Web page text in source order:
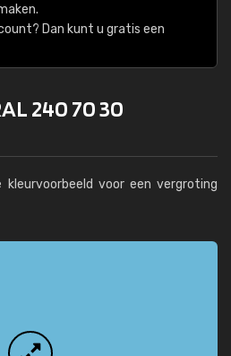
Dan kunt u gratis een
240 70 30
kleurvoorbeeld voor een vergroting